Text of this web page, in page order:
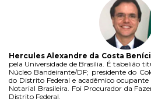
Hercules Alexandre da Costa
pela Universidade de Brasília. É tabelião
Núcleo Bandeirante/DF; presidente do
do Distrito Federal e acadêmico ocupante
Notarial Brasileira. Foi Procurador da
Distrito Federal.